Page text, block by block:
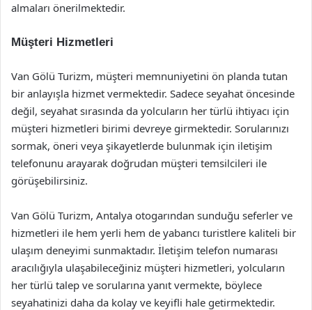
almaları önerilmektedir.
Müşteri Hizmetleri
Van Gölü Turizm, müşteri memnuniyetini ön planda tutan
bir anlayışla hizmet vermektedir. Sadece seyahat öncesinde
değil, seyahat sırasında da yolcuların her türlü ihtiyacı için
müşteri hizmetleri birimi devreye girmektedir. Sorularınızı
sormak, öneri veya şikayetlerde bulunmak için iletişim
telefonunu arayarak doğrudan müşteri temsilcileri ile
görüşebilirsiniz.
Van Gölü Turizm, Antalya otogarından sunduğu seferler ve
hizmetleri ile hem yerli hem de yabancı turistlere kaliteli bir
ulaşım deneyimi sunmaktadır. İletişim telefon numarası
aracılığıyla ulaşabileceğiniz müşteri hizmetleri, yolcuların
her türlü talep ve sorularına yanıt vermekte, böylece
seyahatinizi daha da kolay ve keyifli hale getirmektedir.